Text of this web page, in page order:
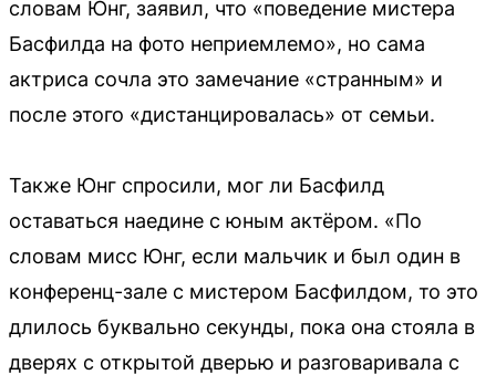
словам Юнг, заявил, что «поведение мистера
Басфилда на фото неприемлемо», но сама
актриса сочла это замечание «странным» и
после этого «дистанцировалась» от семьи.
Также Юнг спросили, мог ли Басфилд
оставаться наедине с юным актёром. «По
словам мисс Юнг, если мальчик и был один в
конференц-зале с мистером Басфилдом, то это
длилось буквально секунды, пока она стояла в
дверях с открытой дверью и разговаривала с